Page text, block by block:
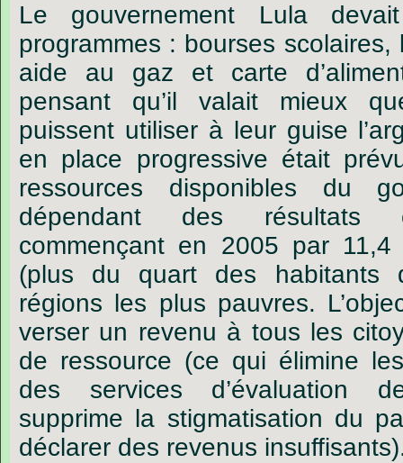
Le gouvernement Lula
programmes : bourses scolaires,
aide au gaz et carte
pensant qu’il valait mieux
puissent utiliser à leur guise
en place progressive était
ressources disponibles du
dépendant des résultats
commençant en 2005 par
(plus du quart des habitants
régions les plus pauvres.
verser un revenu à tous les
de ressource (ce qui élimine
des services d’évaluation
supprime la stigmatisation du
déclarer des revenus